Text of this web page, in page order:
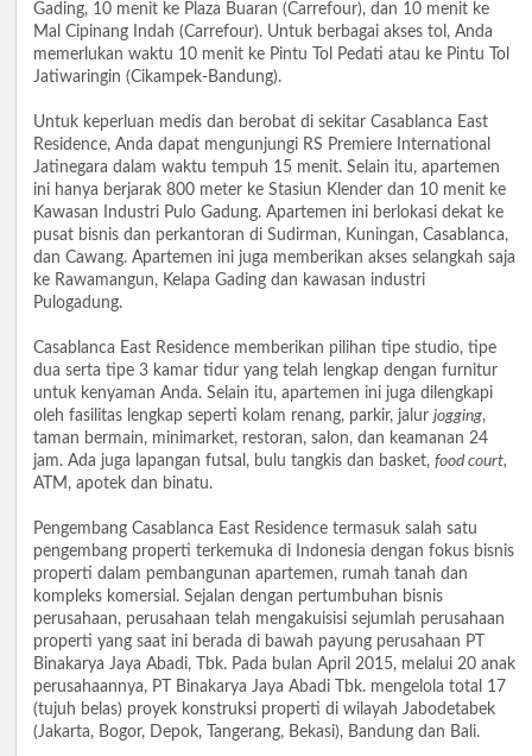
Gading, 10 menit ke Plaza Buaran (Carrefour), dan 10 menit ke
Mal Cipinang Indah (Carrefour). Untuk berbagai akses tol, Anda
memerlukan waktu 10 menit ke Pintu Tol Pedati atau ke Pintu Tol
Jatiwaringin (Cikampek-Bandung).
Untuk keperluan medis dan berobat di sekitar Casablanca East
Residence, Anda dapat mengunjungi RS Premiere International
Jatinegara dalam waktu tempuh 15 menit. Selain itu, apartemen
ini hanya berjarak 800 meter ke Stasiun Klender dan 10 menit ke
Kawasan Industri Pulo Gadung. Apartemen ini berlokasi dekat ke
pusat bisnis dan perkantoran di Sudirman, Kuningan, Casablanca,
dan Cawang. Apartemen ini juga memberikan akses selangkah saja
ke Rawamangun, Kelapa Gading dan kawasan industri
Pulogadung.
Casablanca East Residence memberikan pilihan tipe studio, tipe
dua serta tipe 3 kamar tidur yang telah lengkap dengan furnitur
untuk kenyaman Anda. Selain itu, apartemen ini juga dilengkapi
oleh fasilitas lengkap seperti kolam renang, parkir, jalur jogging,
taman bermain, minimarket, restoran, salon, dan keamanan 24
jam. Ada juga lapangan futsal, bulu tangkis dan basket, food court,
ATM, apotek dan binatu.
Pengembang Casablanca East Residence termasuk salah satu
pengembang properti terkemuka di Indonesia dengan fokus bisnis
properti dalam pembangunan apartemen, rumah tanah dan
kompleks komersial. Sejalan dengan pertumbuhan bisnis
perusahaan, perusahaan telah mengakuisisi sejumlah perusahaan
properti yang saat ini berada di bawah payung perusahaan PT
Binakarya Jaya Abadi, Tbk. Pada bulan April 2015, melalui 20 anak
perusahaannya, PT Binakarya Jaya Abadi Tbk. mengelola total 17
(tujuh belas) proyek konstruksi properti di wilayah Jabodetabek
(Jakarta, Bogor, Depok, Tangerang, Bekasi), Bandung dan Bali.